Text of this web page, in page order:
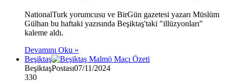
NationalTurk yorumcusu ve BirGün gazetesi yazarı Müslüm
Gülhan bu haftaki yazısında Beşiktaş'taki "illüzyonları"
kaleme aldı.
Devamını Oku »
Beşiktaş
BeşiktaşPostası07/11/2024
330